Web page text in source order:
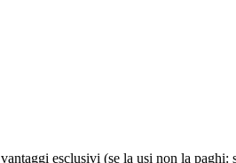
esclusivi (se la usi non la paghi: